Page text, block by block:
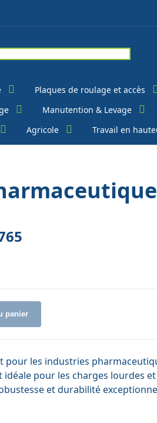
Plaques de roulage et accès
Manutention & Levage
Agricole Travail en
panier
pour les industries
idéale pour les charges lourdes
et durabilité